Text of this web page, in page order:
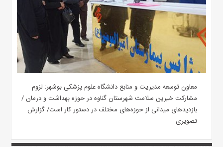
معاون توسعه مدیریت و منابع دانشگاه علوم پزشکی بوشهر: لزوم
مشارکت خیرین سلامت شهرستان گناوه در حوزه بهداشت و درمان /
بازدیدهای میدانی از حوزه‌های مختلف در دستور کار است/ گزارش
تصویری